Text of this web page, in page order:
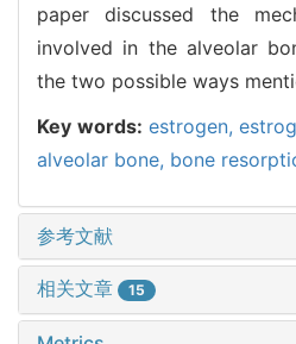
paper discussed the
involved in the alveolar
the two possible ways
Key words: estrogen,
alveolar bone, bone
参考文献
相关文章 15